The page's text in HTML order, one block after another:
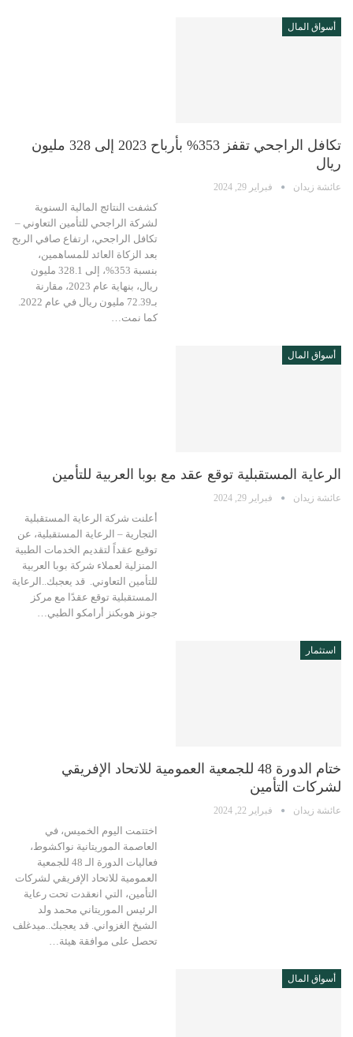
أسواق المال
تكافل الراجحي تقفز 353% بأرباح 2023 إلى 328 مليون
ريال
عائشة زيدان فبراير 29, 2024
كشفت النتائج المالية السنوية
لشركة الراجحي للتأمين التعاوني –
تكافل الراجحي، ارتفاع صافي الربح
بعد الزكاة العائد للمساهمين،
بنسبة 353%، إلى 328.1 مليون
ريال، بنهاية عام 2023، مقارنة
بـ72.39 مليون ريال في عام 2022.
كما نمت…
أسواق المال
الرعاية المستقبلية توقع عقد مع بوبا العربية للتأمين
عائشة زيدان فبراير 29, 2024
أعلنت شركة الرعاية المستقبلية
التجارية – الرعاية المستقبلية، عن
توقيع عقداً لتقديم الخدمات الطبية
المنزلية لعملاء شركة بوبا العربية
للتأمين التعاوني. قد يعجبك..الرعاية
المستقبلية توقع عقدًا مع مركز
جونز هوبكنز أرامكو الطبي…
استثمار
ختام الدورة 48 للجمعية العمومية للاتحاد الإفريقي
لشركات التأمين
عائشة زيدان فبراير 22, 2024
اختتمت اليوم الخميس، في
العاصمة الموريتانية نواكشوط،
فعاليات الدورة الـ 48 للجمعية
العمومية للاتحاد الإفريقي لشركات
التأمين، التي انعقدت تحت رعاية
الرئيس الموريتاني محمد ولد
الشيخ الغزواني. قد يعجبك..ميدغلف
تحصل على موافقة هيئة…
أسواق المال